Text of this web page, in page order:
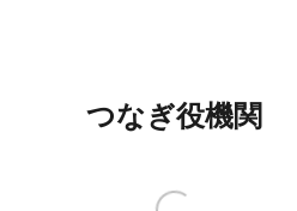
つなぎ役機関